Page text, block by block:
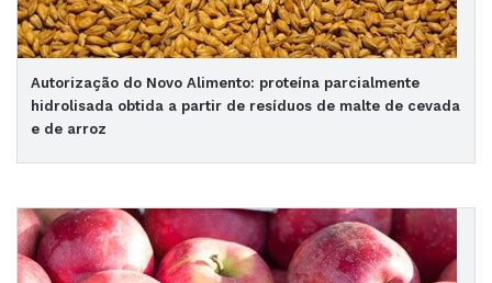
Autorização do Novo Alimento: proteína parcialmente
hidrolisada obtida a partir de resíduos de malte de cevada
e de arroz